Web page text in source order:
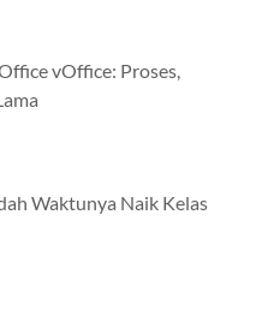
vOffice: Proses,
Waktunya Naik Kelas